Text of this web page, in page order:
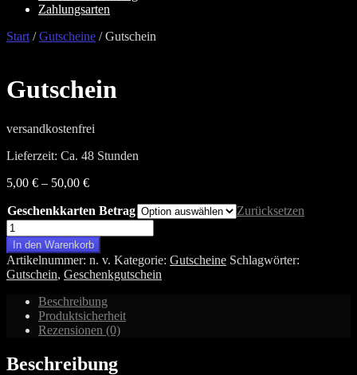
Zahlungsarten
Start /Gutscheine /Gutschein
Gutschein
versandkostenfrei
Lieferzeit: Ca. 48 Stunden
5,00 € – 50,00 €
Geschenkkarten Betrag
Zurücksetzen
Gutschein
Menge
In den Warenkorb
Artikelnummer: n. v. Kategorie: Gutscheine Schlagwörter:
Gutschein, Geschenkgutschein
Beschreibung
Produktsicherheit
Rezensionen (0)
Beschreibung